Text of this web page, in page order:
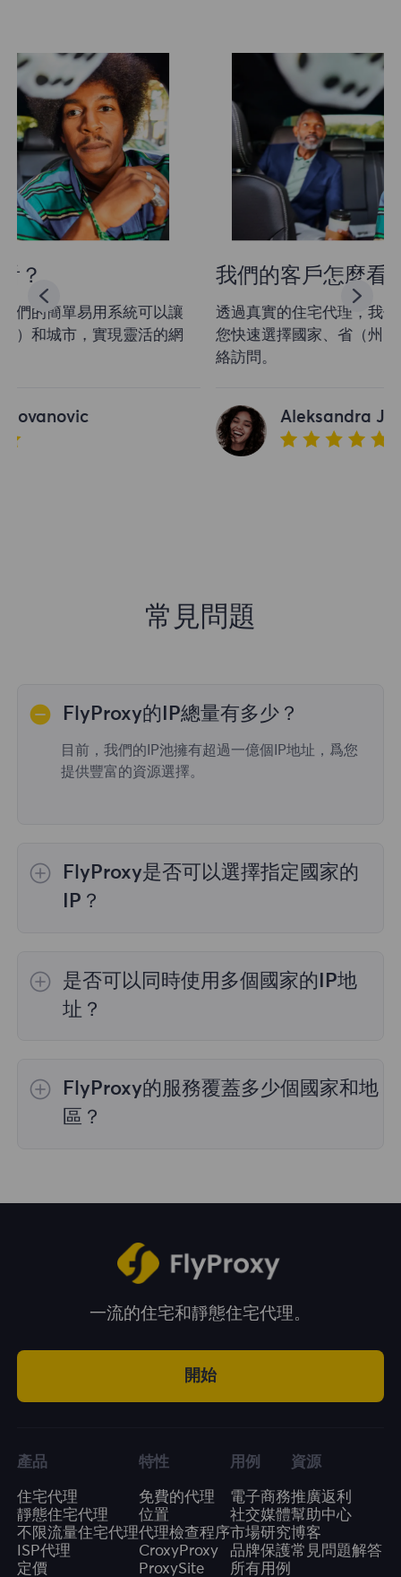
我們的客戶怎麼看？
透過真實的住宅代理，我們的簡單易用系統可以讓
您快速選擇國家、省（州）和城市，實現靈活的網
Aleksandra Jovanovic
常見問題
FlyProxy的IP總量有多少？
目前，我們的IP池擁有超過一億個IP地址，爲您
提供豐富的資源選擇。
FlyProxy是否可以選擇指定國家的
IP？
的代理選擇； 靜態住宅代理提供36個國家的代
理，購買時您可以選擇所需的國家。
是否可以同時使用多個國家的IP地
址？
有用。您可以在管理面板中自由選擇和切換不同
國家的IP地址。
FlyProxy的服務覆蓋多少個國家和地
區？
一流的住宅和靜態住宅代理。
開始
產品
住宅代理
靜態住宅代理
不限流量住宅代理
ISP代理
定價
特性
免費的代理
位置
代理檢查程序
CroxyProxy
ProxySite
用例
電子商務
社交媒體
市場研究
品牌保護
所有用例
資源
推廣返利
幫助中心
博客
常見問題解答